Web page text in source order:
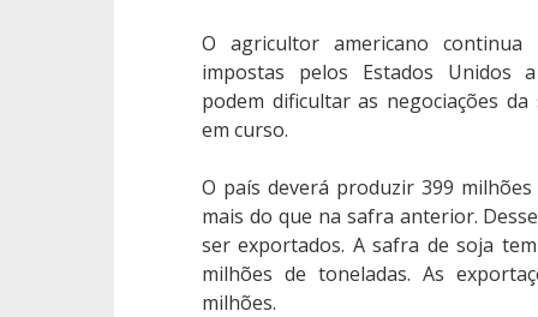
O agricultor americano
impostas pelos Estados Unidos
podem dificultar as negociações
em curso.
O país deverá produzir 399
mais do que na safra anterior.
ser exportados. A safra de soja
milhões de toneladas. As
milhões.